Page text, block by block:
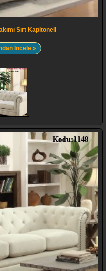
Sırt Kapitoneli
İncele »